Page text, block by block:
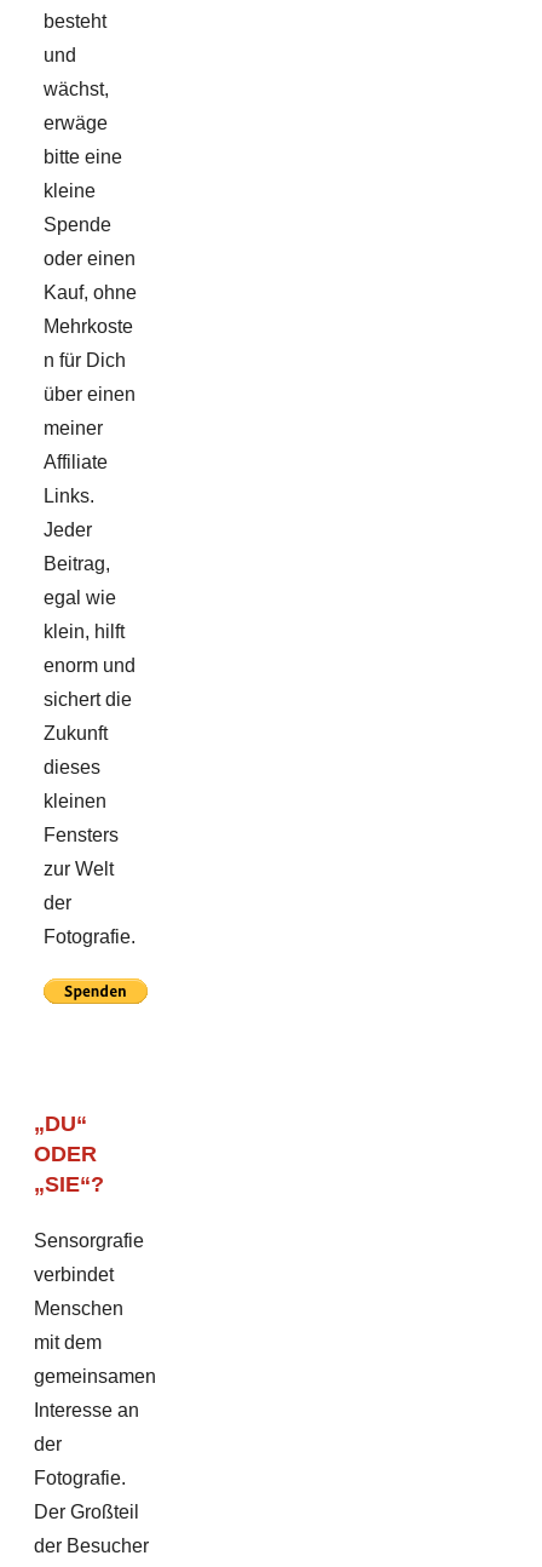
besteht
und
wächst,
erwäge
bitte eine
kleine
Spende
oder einen
Kauf, ohne
Mehrkoste
n für Dich
über einen
meiner
Affiliate
Links.
Jeder
Beitrag,
egal wie
klein, hilft
enorm und
sichert die
Zukunft
dieses
kleinen
Fensters
zur Welt
der
Fotografie.
„DU“
ODER
„SIE“?
Sensorgrafie
verbindet
Menschen
mit dem
gemeinsamen
Interesse an
der
Fotografie.
Der Großteil
der Besucher